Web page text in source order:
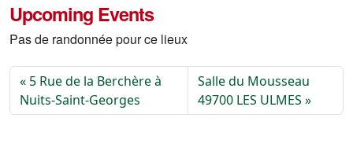
Upcoming Events
Pas de randonnée pour ce lieux
5 Rue de la Berchère à
Nuits-Saint-Georges
Salle du Mousseau
49700 LES ULMES